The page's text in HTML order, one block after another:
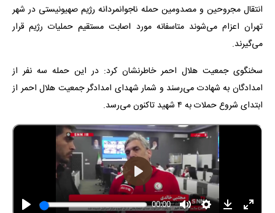
انتقال مجروحین و مصدومین حمله ناجوانمردانه رژیم صهیونیستی در شهر
تهران اعزام می‌شوند متاسفانه مورد اصابت مستقیم حملیات رژیم قرار
می‌گیرند.
سخنگوی جمعیت هلال احمر خاطرنشان کرد: در این حمله سه نفر از
امدادگان به شهادت می‌رسند و شمار شهدای امدادگر جمعیت هلال احمر از
ابتدای شروع حملات به ۴ شهید تاکنون می‎‌رسد.